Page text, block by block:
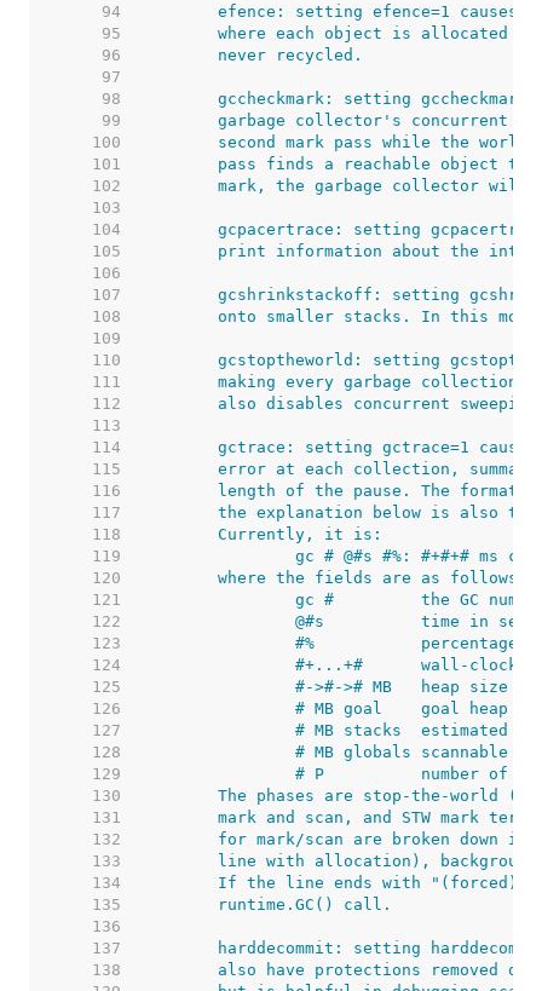
    94
    95
    96
    97
    98
    99
   100
   101
   102
   103
   104
   105
   106
   107
   108
   109
   110
   111
   112
   113
   114
   115
   116
   117
   118
   119
   120
   121
   122
   123
   124
   125
   126
   127
   128
   129
   130
   131
   132
   133
   134
   135
   136
   137
   138